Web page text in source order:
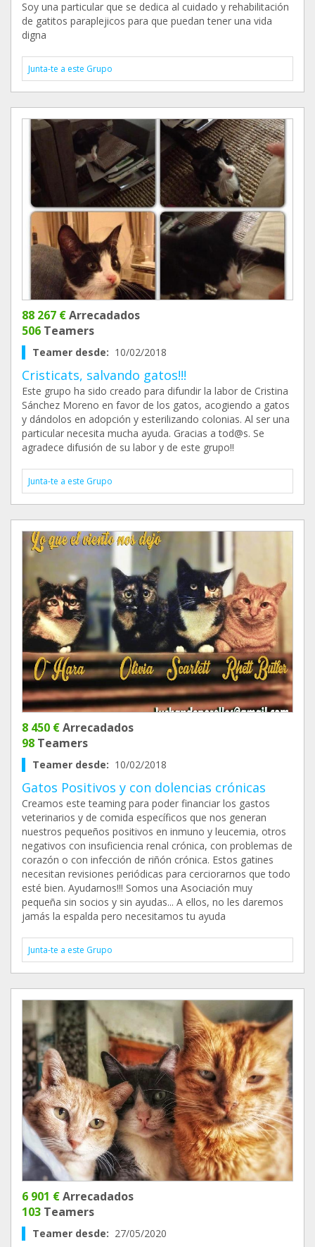
Soy una particular que se dedica al cuidado y rehabilitación
de gatitos paraplejicos para que puedan tener una vida
digna
Junta-te a este Grupo
88 267 €Arrecadados
506 Teamers
Teamer desde: 10/02/2018
Cristicats, salvando gatos!!!
Este grupo ha sido creado para difundir la labor de Cristina
Sánchez Moreno en favor de los gatos, acogiendo a gatos
y dándolos en adopción y esterilizando colonias. Al ser una
particular necesita mucha ayuda. Gracias a tod@s. Se
agradece difusión de su labor y de este grupo!!
Junta-te a este Grupo
8 450 €Arrecadados
98 Teamers
Teamer desde: 10/02/2018
Gatos Positivos y con dolencias crónicas
Creamos este teaming para poder financiar los gastos
veterinarios y de comida específicos que nos generan
nuestros pequeños positivos en inmuno y leucemia, otros
negativos con insuficiencia renal crónica, con problemas de
corazón o con infección de riñón crónica. Estos gatines
necesitan revisiones periódicas para cerciorarnos que todo
esté bien. Ayudarnos!!! Somos una Asociación muy
pequeña sin socios y sin ayudas... A ellos, no les daremos
jamás la espalda pero necesitamos tu ayuda
Junta-te a este Grupo
6 901 €Arrecadados
103 Teamers
Teamer desde: 27/05/2020